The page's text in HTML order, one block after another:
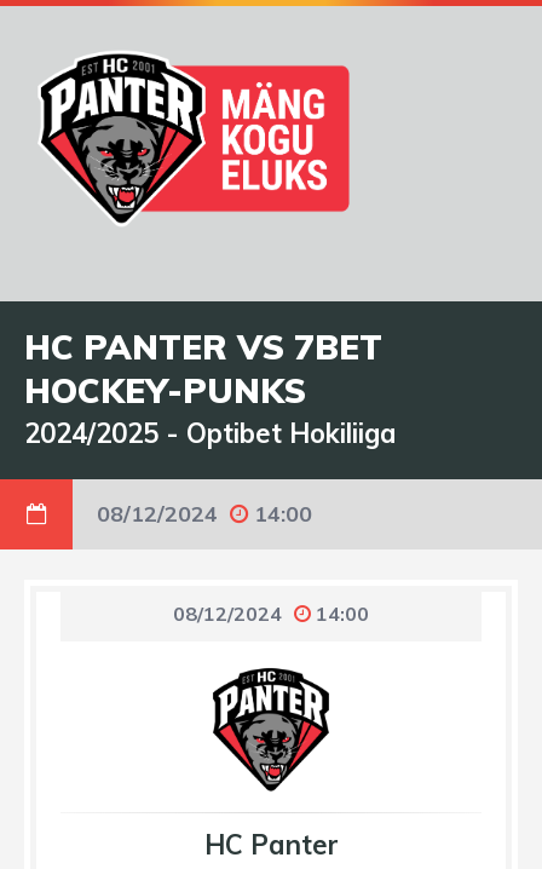
HC PANTER VS 7BET
HOCKEY-PUNKS
2024/2025 - Optibet Hokiliiga
08/12/2024 14:00
08/12/2024 14:00
HC Panter